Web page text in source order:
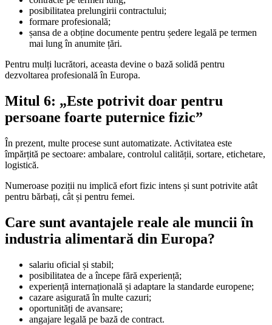
posibilitatea prelungirii contractului;
formare profesională;
șansa de a obține documente pentru ședere legală pe termen
mai lung în anumite țări.
Pentru mulți lucrători, aceasta devine o bază solidă pentru
dezvoltarea profesională în Europa.
Mitul 6: „Este potrivit doar pentru
persoane foarte puternice fizic”
În prezent, multe procese sunt automatizate. Activitatea este
împărțită pe sectoare: ambalare, controlul calității, sortare, etichetare,
logistică.
Numeroase poziții nu implică efort fizic intens și sunt potrivite atât
pentru bărbați, cât și pentru femei.
Care sunt avantajele reale ale muncii în
industria alimentară din Europa?
salariu oficial și stabil;
posibilitatea de a începe fără experiență;
experiență internațională și adaptare la standarde europene;
cazare asigurată în multe cazuri;
oportunități de avansare;
angajare legală pe bază de contract.